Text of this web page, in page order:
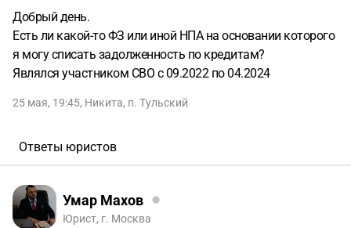
Добрый день.
Есть ли какой-то ФЗ или иной НПА на основании которого
я могу списать задолженность по кредитам?
Являлся участником СВО с 09.2022 по 04.2024
25 мая, 19:45, Никита, п. Тульский
Ответы юристов
Умар Махов
Юрист, г. Москва